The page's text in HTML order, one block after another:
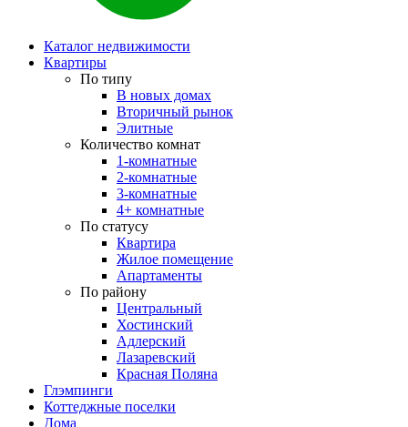
Каталог недвижимости
Квартиры
По типу
В новых домах
Вторичный рынок
Элитные
Количество комнат
1-комнатные
2-комнатные
3-комнатные
4+ комнатные
По статусу
Квартира
Жилое помещение
Апартаменты
По району
Центральный
Хостинский
Адлерский
Лазаревский
Красная Поляна
Глэмпинги
Коттеджные поселки
Дома